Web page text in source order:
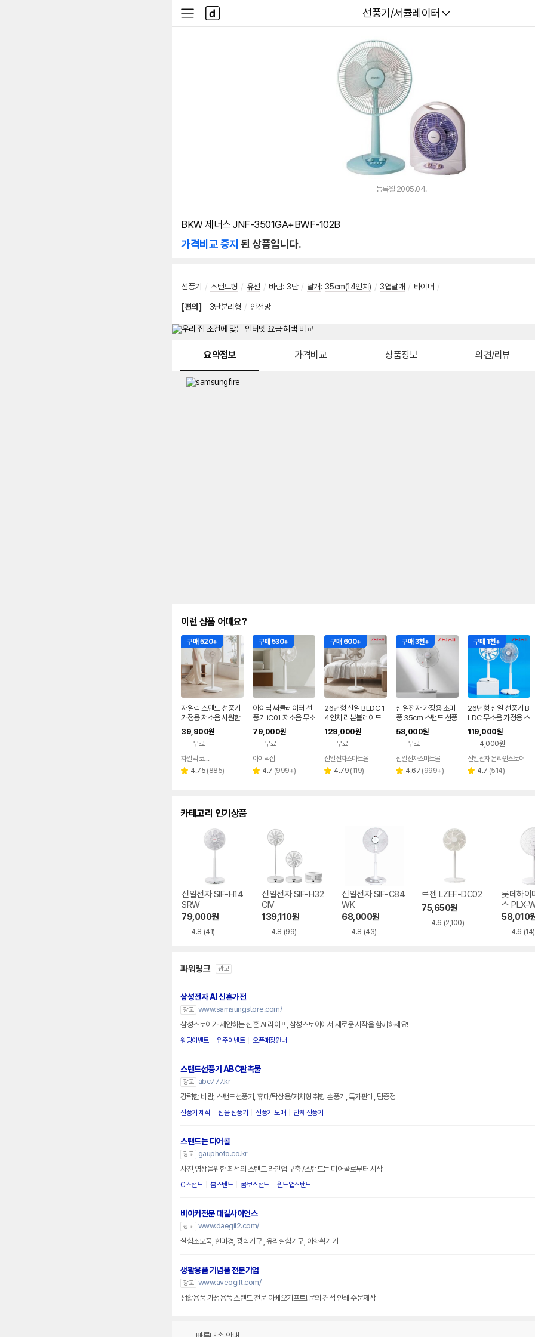
다나와
선풍기/서큘레이터
사
이
다
나
와
등록월 2005.04.
BKW 제너스 JNF-3501GA+BWF-102B
가격비교 중지 된 상품입니다.
선풍기 / 스탠드형 / 유선 / 바람: 3단 / 날개: 35cm(14인치) / 3엽날개 / 타이머 /
[편의] 3단분리형 / 안전망
요약정보 가격비교 상품정보 의견/리뷰
이런 상품 어때요?
구매 520+
자일렉 스탠드 선풍기
가정용 저소음 시원한
사무실 리모컨 써큘레
이터 ZL-224RC
39,900원
무료
페이
자일렉 코리아
별 4.75 리
(885)
구매 530+
아이닉 써큘레이터 선
풍기 iC01 저소음 무소
음 아기 원룸 가정용 스
탠드 리모컨
79,000원
무료
아이닉샵
별 4.7 리
(999+)
구매 600+
26년형 신일 BLDC 1
4인치 리본블레이드
서큘레이터형 선풍기
샌드 화이트
129,000원
무료
신일전자스마트몰
별 4.79 리
(119)
구매 3천+
신일전자 가정용 초미
풍 35cm 스탠드 선풍
기 SIF-H14NAV
58,000원
무료
신일전자스마트몰
별 4.67 리
(999+)
구매 1천+
26년형 신일 선풍기 B
LDC 무소음 가정용 스
탠드 원룸 거실 아기 신
생아 저소음 18엽
119,000원
4,000원
신일전자 온라인스토어
별 4.7 리
(514)
카테고리 인기상품
신일전자 SIF-H14
SRW
79,000원
4.8 (41)
신일전자 SIF-H32
CIV
139,110원
4.8 (99)
신일전자 SIF-C84
WK
68,000원
4.8 (43)
르젠 LZEF-DC02
75,650원
4.6 (2,100)
롯데하이
스 PLX-
WH
58,010
4.6 (14)
파워링크 광고
삼성전자 AI 신혼가전
광고 www.samsungstore.com/
삼성스토어가 제안하는 신혼 AI 라이프, 삼성스토어에서 새로운 시작을 함께하세요!
웨딩이벤트 입주이벤트 오픈매장안내
스탠드선풍기 ABC판촉물
광고
abc777.kr
강력한 바람, 스탠드선풍기, 휴대/탁상용/거치형 취향 손풍기, 특가판매, 덤증정
선풍기 제작 선물 선풍기 선풍기 도매 단체 선풍기
스탠드는 디어콜
광고
gauphoto.co.kr
사진,영상을위한 최적의 스탠드 라인업 구축 /스탠드는 디어콜로부터 시작
C스탠드 붐스탠드 콤보스탠드 윈드업스탠드
비이커전문 대길사이언스
광고 www.daegil2.com/
실험소모품, 현미경, 광학기구 , 유리실험기구, 이화확기기
생활용품 기념품 전문기업
광고 www.aveogift.com/
생활용품 가정용품 스탠드 전문 아베오기프트! 문의 견적 인쇄 주문제작